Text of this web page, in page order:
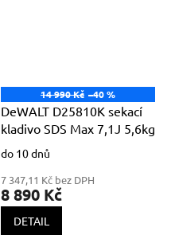
14 990 Kč –40 %
DeWALT D25810K sekací
kladivo SDS Max 7,1J 5,6kg
Průměrné
produktu
je
4,5
do 10 dnů
7 347,11 Kč bez DPH
8 890 Kč
DETAIL